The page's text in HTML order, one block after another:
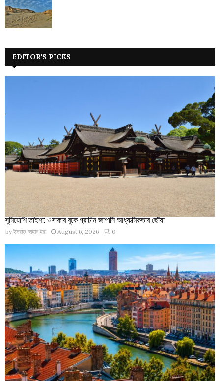
EDITOR'S PICKS
সুমিয়োশি তাইশা: ওসাকার বুকে প্রাচীন জাপানি আধ্যাত্মিকতার ছোঁয়া
by ইসরাত জাহান ইরা August 6, 2026 0